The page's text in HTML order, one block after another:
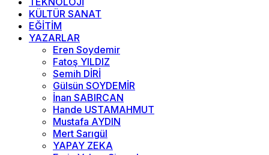
KÜLTÜR SANAT
EĞİTİM
YAZARLAR
Eren Soydemir
Fatoş YILDIZ
Semih DİRİ
Gülsün SOYDEMİR
İnan SABIRCAN
Hande USTAMAHMUT
Mustafa AYDIN
Mert Sarıgül
YAPAY ZEKA